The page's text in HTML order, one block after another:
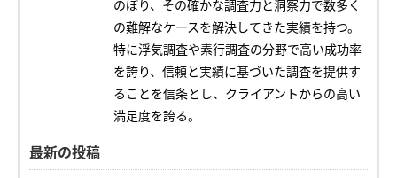
のぼり、その確かな調査力と洞察力で数多く
の難解なケースを解決してきた実績を持つ。
特に浮気調査や素行調査の分野で高い成功率
を誇り、信頼と実績に基づいた調査を提供す
ることを信条とし、クライアントからの高い
満足度を誇る。
最新の投稿